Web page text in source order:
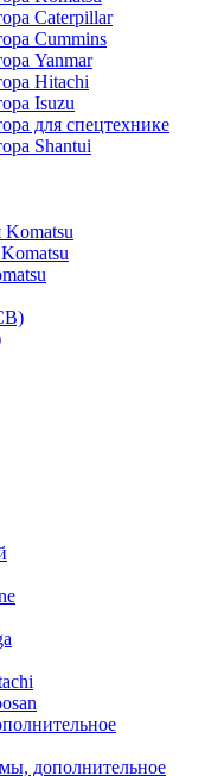
Caterpillar
Cummins
Yanmar
Hitachi
Isuzu
для спецтехнике
Shantui
дополнительное